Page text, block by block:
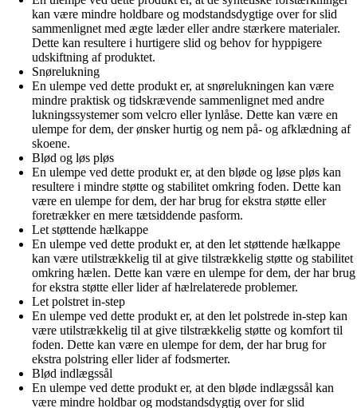
kan være mindre holdbare og modstandsdygtige over for slid
sammenlignet med ægte læder eller andre stærkere materialer.
Dette kan resultere i hurtigere slid og behov for hyppigere
udskiftning af produktet.
Snørelukning
En ulempe ved dette produkt er, at snørelukningen kan være
mindre praktisk og tidskrævende sammenlignet med andre
lukningssystemer som velcro eller lynlåse. Dette kan være en
ulempe for dem, der ønsker hurtig og nem på- og afklædning af
skoene.
Blød og løs pløs
En ulempe ved dette produkt er, at den bløde og løse pløs kan
resultere i mindre støtte og stabilitet omkring foden. Dette kan
være en ulempe for dem, der har brug for ekstra støtte eller
foretrækker en mere tætsiddende pasform.
Let støttende hælkappe
En ulempe ved dette produkt er, at den let støttende hælkappe
kan være utilstrækkelig til at give tilstrækkelig støtte og stabilitet
omkring hælen. Dette kan være en ulempe for dem, der har brug
for ekstra støtte eller lider af hælrelaterede problemer.
Let polstret in-step
En ulempe ved dette produkt er, at den let polstrede in-step kan
være utilstrækkelig til at give tilstrækkelig støtte og komfort til
foden. Dette kan være en ulempe for dem, der har brug for
ekstra polstring eller lider af fodsmerter.
Blød indlægssål
En ulempe ved dette produkt er, at den bløde indlægssål kan
være mindre holdbar og modstandsdygtig over for slid